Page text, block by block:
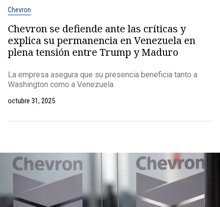
Chevron
Chevron se defiende ante las críticas y
explica su permanencia en Venezuela en
plena tensión entre Trump y Maduro
La empresa asegura que su presencia beneficia tanto a
Washington como a Venezuela.
octubre 31, 2025